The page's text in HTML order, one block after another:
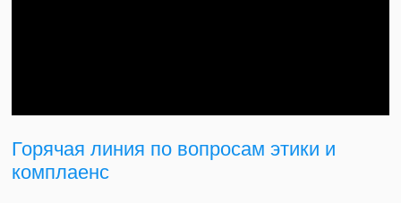
Горячая линия по вопросам этики и
комплаенс